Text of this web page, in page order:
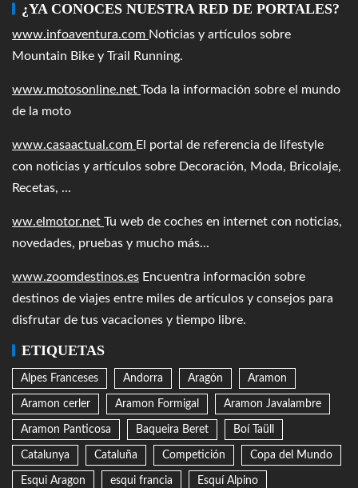
¿YA CONOCES NUESTRA RED DE PORTALES?
www.infoaventura.com Noticias y artículos sobre
Mountain Bike y Trail Running.
www.motosonline.net Toda la información sobre el mundo
de la moto
www.casaactual.com El portal de referencia de lifestyle
con noticias y artículos sobre Decoración, Moda, Bricolaje,
Recetas, ...
ww.elmotor.net Tu web de coches en internet con noticias,
novedades, pruebas y mucho más...
www.zoomdestinos.es Encuentra información sobre
destinos de viajes entre miles de artículos y consejos para
disfrutar de tus vacaciones y tiempo libre.
ETIQUETAS
Alpes Franceses Andorra Aragón Aramon
Aramon cerler Aramon Formigal Aramon Javalambre
Aramon Panticosa Baqueira Beret Boí Taüll
Catalunya Cataluña Competición Copa del Mundo
Esqui Aragon esqui francia Esquí Alpino